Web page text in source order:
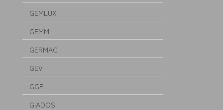
GEMLUX
GEMM
GERMAC
GEV
GGF
GIADOS